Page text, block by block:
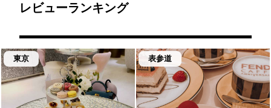
ではのお味。エシレバタ
ーをたっぷりと使ったお
レビューランキング
東京 表参道